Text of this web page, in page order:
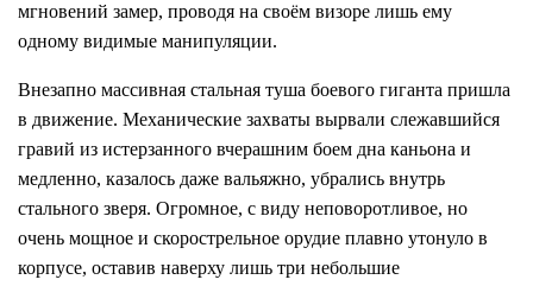
мгновений замер, проводя на своём визоре лишь ему
одному видимые манипуляции.
Внезапно массивная стальная туша боевого гиганта пришла
в движение. Механические захваты вырвали слежавшийся
гравий из истерзанного вчерашним боем дна каньона и
медленно, казалось даже вальяжно, убрались внутрь
стального зверя. Огромное, с виду неповоротливое, но
очень мощное и скорострельное орудие плавно утонуло в
корпусе, оставив наверху лишь три небольшие